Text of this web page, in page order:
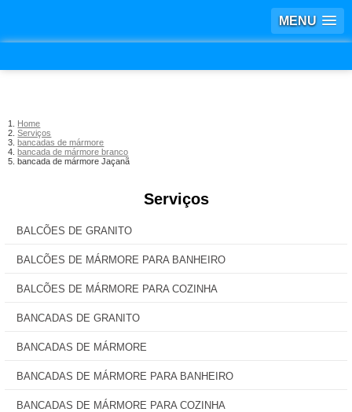
MENU
Home
Serviços
bancadas de mármore
bancada de mármore branco
bancada de mármore Jaçanã
Serviços
BALCÕES DE GRANITO
BALCÕES DE MÁRMORE PARA BANHEIRO
BALCÕES DE MÁRMORE PARA COZINHA
BANCADAS DE GRANITO
BANCADAS DE MÁRMORE
BANCADAS DE MÁRMORE PARA BANHEIRO
BANCADAS DE MÁRMORE PARA COZINHA